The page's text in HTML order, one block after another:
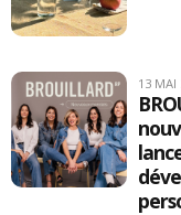
13 MAI